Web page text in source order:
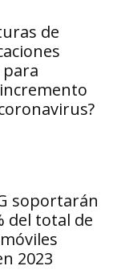
de
soportarán
del total de
2023